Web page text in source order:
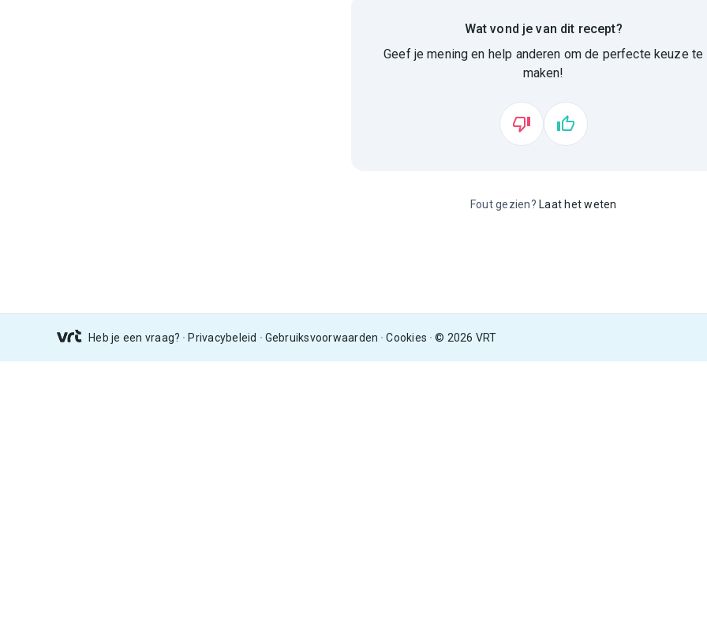
Wat vond je van dit recept?
Geef je mening en help anderen om de perfecte keuze te
maken!
Fout gezien? Laat het weten
Heb je een vraag? Privacybeleid Gebruiksvoorwaarden Cookies © 2026 VRT